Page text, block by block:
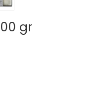
gr